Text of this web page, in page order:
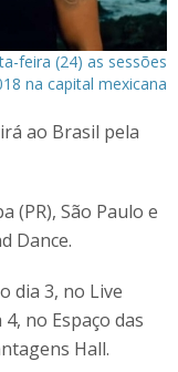
feira (24) as sessões
na capital mexicana
ao Brasil pela
(PR), São Paulo e
Dance.
dia 3, no Live
no Espaço das
Hall.